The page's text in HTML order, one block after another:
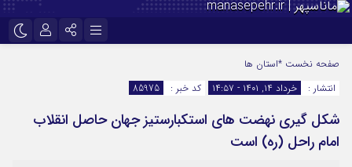
اینستاگرام
سروش
ایتا
آپارات
نام کاربری یا نشانی ایمیل
رمز عبور
صفحه نخست *استان ها
انتشار :
خرداد ۱۴, ۱۴۰۱ - ۱۴:۵۷ کد خبر : 85975
شکل گیری نهضت های استکبارستیز جهان حاصل انقلاب
امام راحل (ره) است